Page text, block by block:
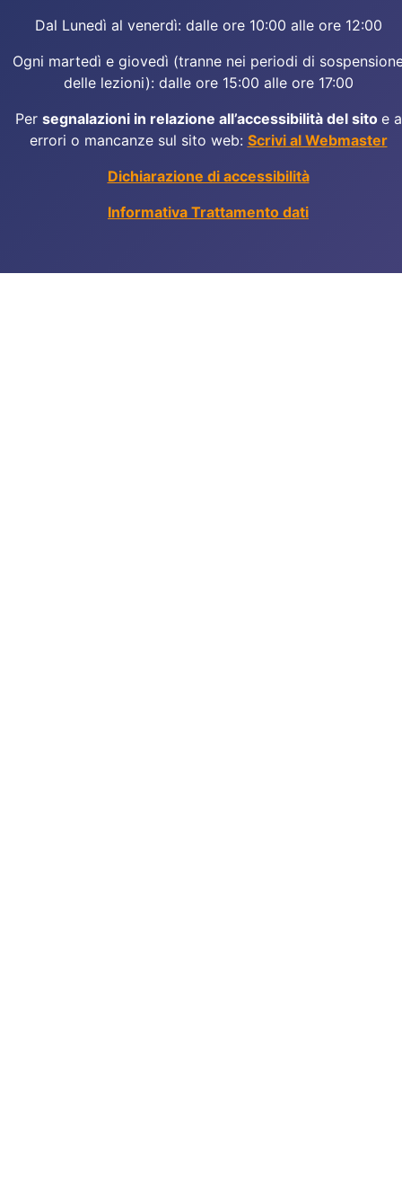
Dal Lunedì al venerdì: dalle ore 10:00 alle ore 12:00
Ogni martedì e giovedì (tranne nei periodi di
delle lezioni): dalle ore 15:00 alle ore 17:00
Per segnalazioni in relazione all’accessibilità del sito e a
errori o mancanze sul sito web: Scrivi al Webmaster
Dichiarazione di accessibilità
Informativa Trattamento dati